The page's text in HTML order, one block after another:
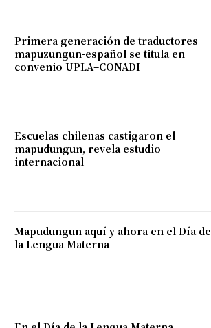
Primera generación de traductores
mapuzungun-español se titula en
convenio UPLA–CONADI
Escuelas chilenas castigaron el
mapudungun, revela estudio
internacional
Mapudungun aquí y ahora en el Día de
la Lengua Materna